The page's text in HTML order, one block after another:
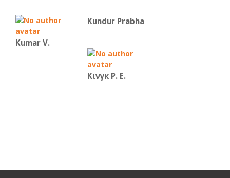
Kumar V.
Kundur Prabha
Κινγκ Ρ. Ε.